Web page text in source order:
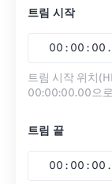
트림 시작
00 : 00 : 00 .
트림 시작 위치
00:00:00.00으
트림 끝
00 : 00 : 00 .